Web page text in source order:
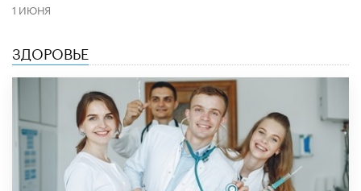
1 ИЮНЯ
ЗДОРОВЬЕ